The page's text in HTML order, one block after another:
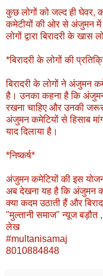
कुछ लोगों को जल्द ही घेवर,
कमेटीयों की ओर से अंजुमन
लोगों द्वारा बिरादरी के खास
*बिरादरी के लोगों की
बिरादरी के लोगों ने अंजुमन
है। उनका कहना है कि अंजुमन
रखना चाहिए और उनकी
अंजुमन कमेटियों से हिसाब
याद दिलाया है।
*निष्कर्ष*
अंजुमन कमेटियों की इस
अब देखना यह है कि अंजुमन
क्या कदम उठाती हैं और
"मुल्तानी समाज" न्यूज बड़ौत
लेख
#multanisamaj
8010884848